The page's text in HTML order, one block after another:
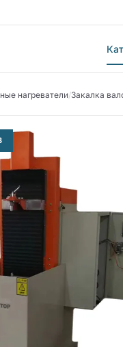
нагреватели/Закалка